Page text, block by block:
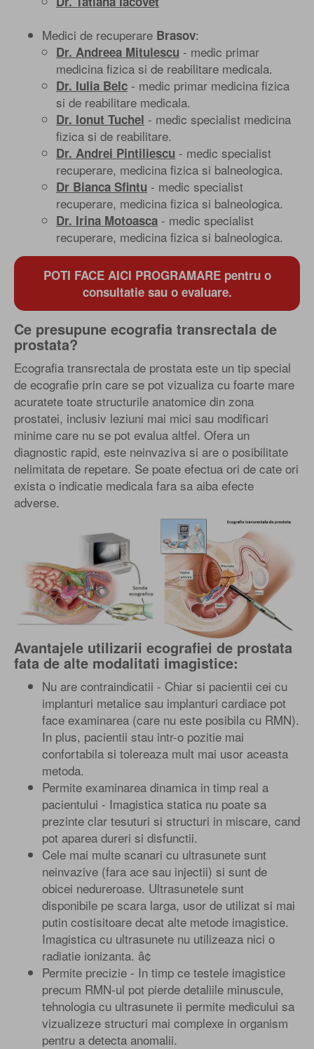
Medici de recuperare Brasov:
Dr. Andreea Mitulescu - medic primar
medicina fizica si de reabilitare medicala.
Dr. Iulia Belc - medic primar medicina fizica
si de reabilitare medicala.
Dr. Ionut Tuchel - medic specialist medicina
fizica si de reabilitare.
Dr. Andrei Pintiliescu - medic specialist
recuperare, medicina fizica si balneologica.
Dr Bianca Sfintu - medic specialist
recuperare, medicina fizica si balneologica.
Dr. Irina Motoasca - medic specialist
recuperare, medicina fizica si balneologica.
POTI FACE AICI PROGRAMARE pentru o
consultatie sau o evaluare.
Ce presupune ecografia transrectala de
prostata?
Ecografia transrectala de prostata este un tip special
de ecografie prin care se pot vizualiza cu foarte mare
acuratete toate structurile anatomice din zona
prostatei, inclusiv leziuni mai mici sau modificari
minime care nu se pot evalua altfel. Ofera un
diagnostic rapid, este neinvaziva si are o posibilitate
nelimitata de repetare. Se poate efectua ori de cate ori
exista o indicatie medicala fara sa aiba efecte
adverse.
Avantajele utilizarii ecografiei de prostata
fata de alte modalitati imagistice:
Nu are contraindicatii - Chiar si pacientii cei cu
implanturi metalice sau implanturi cardiace pot
face examinarea (care nu este posibila cu RMN).
In plus, pacientii stau intr-o pozitie mai
confortabila si tolereaza mult mai usor aceasta
metoda.
Permite examinarea dinamica in timp real a
pacientului - Imagistica statica nu poate sa
prezinte clar tesuturi si structuri in miscare, cand
pot aparea dureri si disfunctii.
Cele mai multe scanari cu ultrasunete sunt
neinvazive (fara ace sau injectii) si sunt de
obicei nedureroase. Ultrasunetele sunt
disponibile pe scara larga, usor de utilizat si mai
putin costisitoare decat alte metode imagistice.
Imagistica cu ultrasunete nu utilizeaza nici o
radiatie ionizanta. â¢
Permite precizie - In timp ce testele imagistice
precum RMN-ul pot pierde detaliile minuscule,
tehnologia cu ultrasunete ii permite medicului sa
vizualizeze structuri mai complexe in organism
pentru a detecta anomalii.